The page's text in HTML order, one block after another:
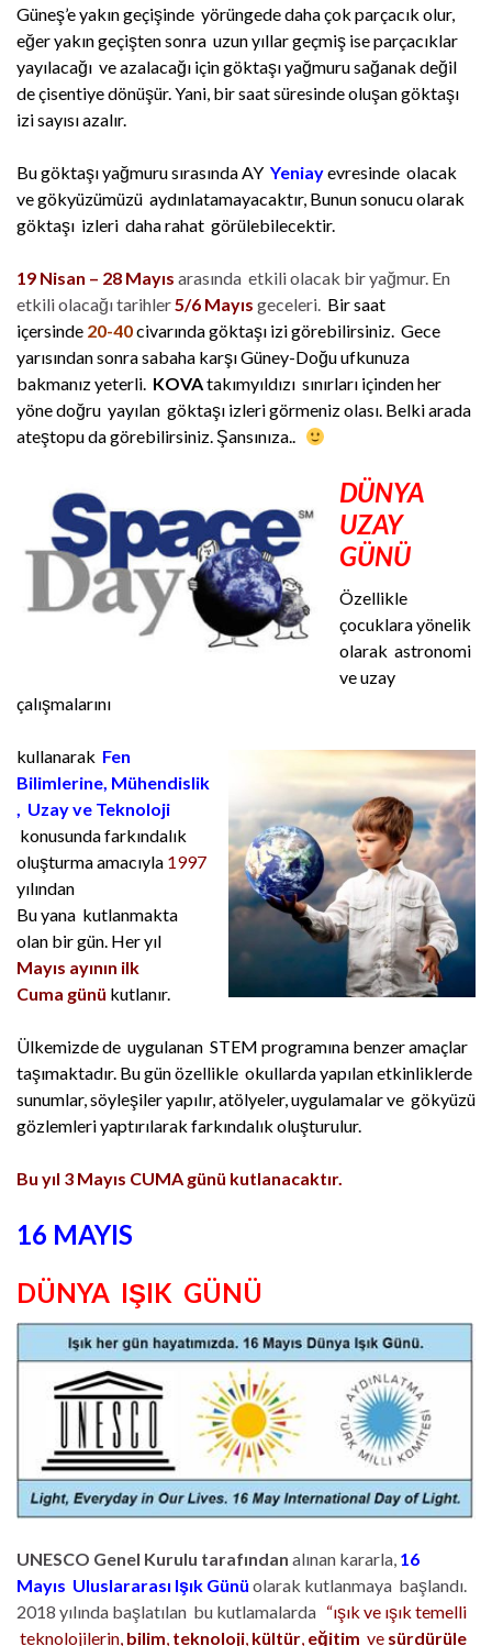
Güneş’e yakın geçişinde yörüngede daha çok parçacık olur,
eğer yakın geçişten sonra uzun yıllar geçmiş ise parçacıklar
yayılacağı ve azalacağı için göktaşı yağmuru sağanak değil
de çisentiye dönüşür. Yani, bir saat süresinde oluşan göktaşı
izi sayısı azalır.
Bu göktaşı yağmuru sırasında AY Yeniayevresinde olacak
ve gökyüzümüzü aydınlatamayacaktır, Bunun sonucu olarak
göktaşı izleri daha rahat görülebilecektir.
19 Nisan – 28 Mayıs arasında etkili olacak bir yağmur. En
etkili olacağı tarihler5/6 Mayıs geceleri. Bir saat
içersinde 20-40civarında göktaşı izi görebilirsiniz. Gece
yarısından sonra sabaha karşı Güney-Doğu ufkunuza
bakmanız yeterli. KOVAtakımyıldızı sınırları içinden her
yöne doğru yayılan göktaşı izleri görmeniz olası. Belki arada
ateştopu da görebilirsiniz. Şansınıza..
DÜNYA
UZAY
GÜNÜ
Özellikle
çocuklara yönelik
olarak astronomi
ve uzay
çalışmalarını
kullanarak Fen
Bilimlerine, Mühendislik
, Uzay ve Teknoloji
konusunda farkındalık
oluşturma amacıyla 1997
yılından
Buyana kutlanmakta
olan bir gün. Her yıl
Mayıs ayının ilk
Cuma günü kutlanır.
Ülkemizde de uygulanan STEM programına benzer amaçlar
taşımaktadır. Bu gün özellikle okullardayapılanetkinliklerde
sunumlar, söyleşiler yapılır, atölyeler, uygulamalar ve gökyüzü
gözlemleri yaptırılarak farkındalık oluşturulur.
Bu yıl 3 Mayıs CUMA günü kutlanacaktır.
16 MAYIS
DÜNYA IŞIK GÜNÜ
UNESCO Genel Kurulu tarafından alınan kararla, 16
Mayıs Uluslararası Işık Günü olarak kutlanmaya başlandı.
2018 yılında başlatılan bu kutlamalarda “ışık ve ışık temelli
teknolojilerin, bilim, teknoloji, kültür, eğitim ve sürdürüle